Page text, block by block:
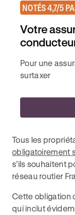
NOTÉS 4,7/5
Votre
Pour une
surtaxer
Tous les
obligatoirement
s’ils souhaitent
réseau routier
Cette obligation
qui inclut